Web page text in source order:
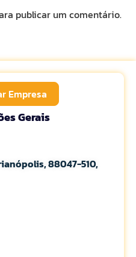
publicar um comentário.
Empresa
Gerais
88047-510,